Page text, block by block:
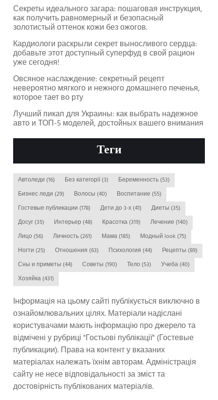
Секреты идеального загара: пошаговая инструкция,
как получить равномерный и безопасный
золотистый оттенок кожи без ожогов.
Кардиологи раскрыли секрет выносливого сердца:
добавьте этот доступный суперфуд в свой рацион
уже сегодня!
Овсяное наслаждение: секретный рецепт
невероятно мягкого и нежного домашнего печенья,
которое тает во рту
Лучший пикап для Украины: как выбрать надежное
авто и ТОП-5 моделей, достойных вашего внимания
Теги
Автоледи (16) Без категорії(3) Беременность (53)
Бизнес леди (29) Волосы (40) Воспитание (55)
Гостевые публикации (178) Дети до 3-х (41) Диеты (35)
Досуг (35) Интерьер (48) Красотка (319) Лечение (140)
Лицо (56) Личность (261) Мама (185) Модный look (75)
Ногти (25) Отношения (63) Психология (44) Рецепты (89)
Сны и приметы (44) Советы (190) Тело (53) Учеба (40)
Хозяйка (431)
Інформація на цьому сайті публікується виключно в
ознайомлювальних цілях. Матеріали надіслані
користувачами мають інформацію про джерело та
відмічені у рубриці "Гостьові публікації" (Гостевые
публикации). Права на контент у вказаних
матеріалах належать їхнім авторам. Адміністрація
сайту не несе відповідальності за зміст та
достовірність публікованих матеріалів.